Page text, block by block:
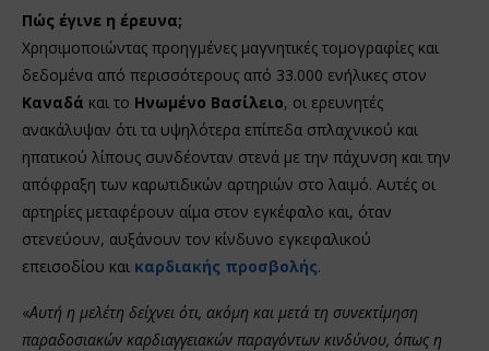
Πώς έγινε η έρευνα;
Χρησιμοποιώντας προηγμένες μαγνητικές τομογραφίες και
δεδομένα από περισσότερους από 33.000 ενήλικες στον
Καναδά και το Ηνωμένο Βασίλειο, οι ερευνητές
ανακάλυψαν ότι τα υψηλότερα επίπεδα σπλαχνικού και
ηπατικού λίπους συνδέονταν στενά με την πάχυνση και την
απόφραξη των καρωτιδικών αρτηριών στο λαιμό. Αυτές οι
αρτηρίες μεταφέρουν αίμα στον εγκέφαλο και, όταν
στενεύουν, αυξάνουν τον κίνδυνο εγκεφαλικού
επεισοδίου και καρδιακής προσβολής.
«Αυτή η μελέτη δείχνει ότι, ακόμη και μετά τη συνεκτίμηση
παραδοσιακών καρδιαγγειακών παραγόντων κινδύνου, όπως η